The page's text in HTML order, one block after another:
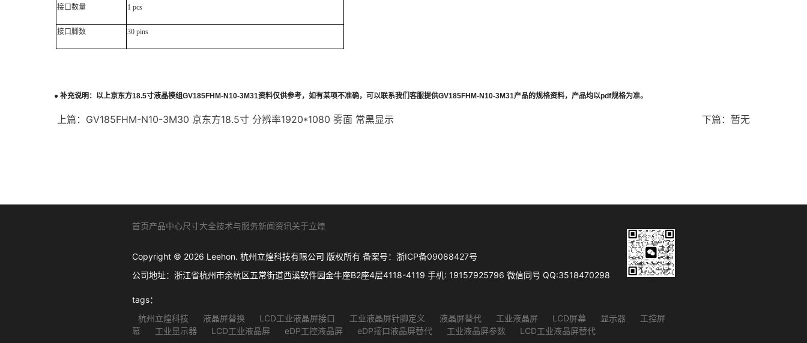
接口数量 1 pcs
接口脚数 30 pins
● 补充说明：以上京东方18.5寸液晶模组GV185FHM-N10-3M31资料仅供参考，如有某项不准确，可以联系我们客服提供GV185FHM-N10-3M31产品的规格资料，产品均以pdf规格为准。
上篇： GV185FHM-N10-3M30 京东方18.5寸 分辨率1920*1080 雾面 常黑显示 下篇：暂无
首页产品中心尺寸大全技术与服务新闻资讯关于立煌
Copyright © 2026 Leehon. 杭州立煌科技有限公司 版权所有 备案号： 浙ICP备09088427号
公司地址：浙江省杭州市余杭区五常街道西溪软件园金牛座B2座4层4118-4119 手机: 19157925796 微信同号 QQ:3518470298
tags：
杭州立煌科技
液晶屏替换 LCD工业液晶屏接口 工业液晶屏针脚定义 液晶屏替代 工业液晶屏 LCD屏幕 显示器
工控屏
幕
工业显示器 LCD工业液晶屏 eDP工控液晶屏 eDP接口液晶屏替代 工业液晶屏参数 LCD工业液晶屏替代